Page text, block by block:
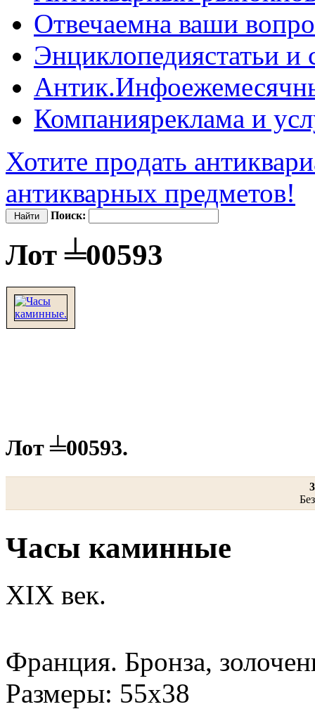
Отвечаемна ваши
Энциклопедиястатьи и
Антик.Инфо
Компанияреклама и
Хотите продать
антикварных предметов!
Поиск:
Лот ╧00593
Лот ╧00593.
Часы каминные
XIX век.
Франция. Бронза,
Размеры: 55х38